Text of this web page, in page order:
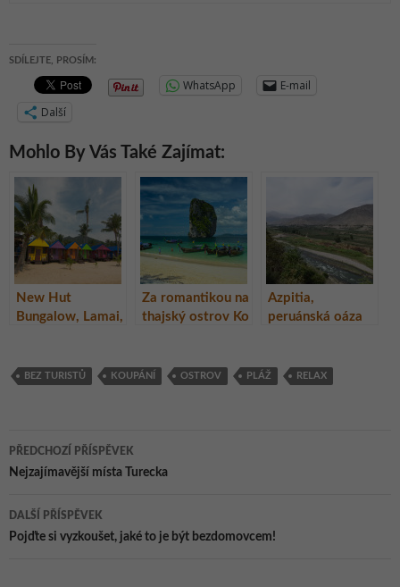
SDÍLEJTE, PROSÍM:
WhatsApp
E-mail
Další
Mohlo By Vás Také Zajímat:
New Hut
Bungalow, Lamai,
Za romantikou na
thajský ostrov Ko
Azpitia,
peruánská oáza
BEZ TURISTŮ KOUPÁNÍ OSTROV PLÁŽ RELAX
Navigace
pro
příspěvky
PŘEDCHOZÍ PŘÍSPĚVEK
Nejzajímavější místa Turecka
DALŠÍ PŘÍSPĚVEK
Pojďte si vyzkoušet, jaké to je být bezdomovcem!